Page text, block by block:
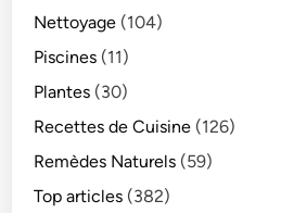
Nettoyage (104)
Piscines (11)
Plantes (30)
Recettes de Cuisine (126)
Remèdes Naturels (59)
Top articles (382)